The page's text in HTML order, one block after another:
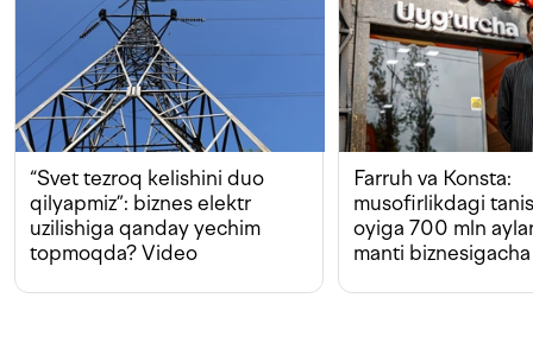
“Svet tezroq kelishini duo
qilyapmiz”: biznes elektr
uzilishiga qanday yechim
topmoqda? Video
Farruh va Konsta:
musofirlikdagi
oyiga 700 mln
manti biznesigacha